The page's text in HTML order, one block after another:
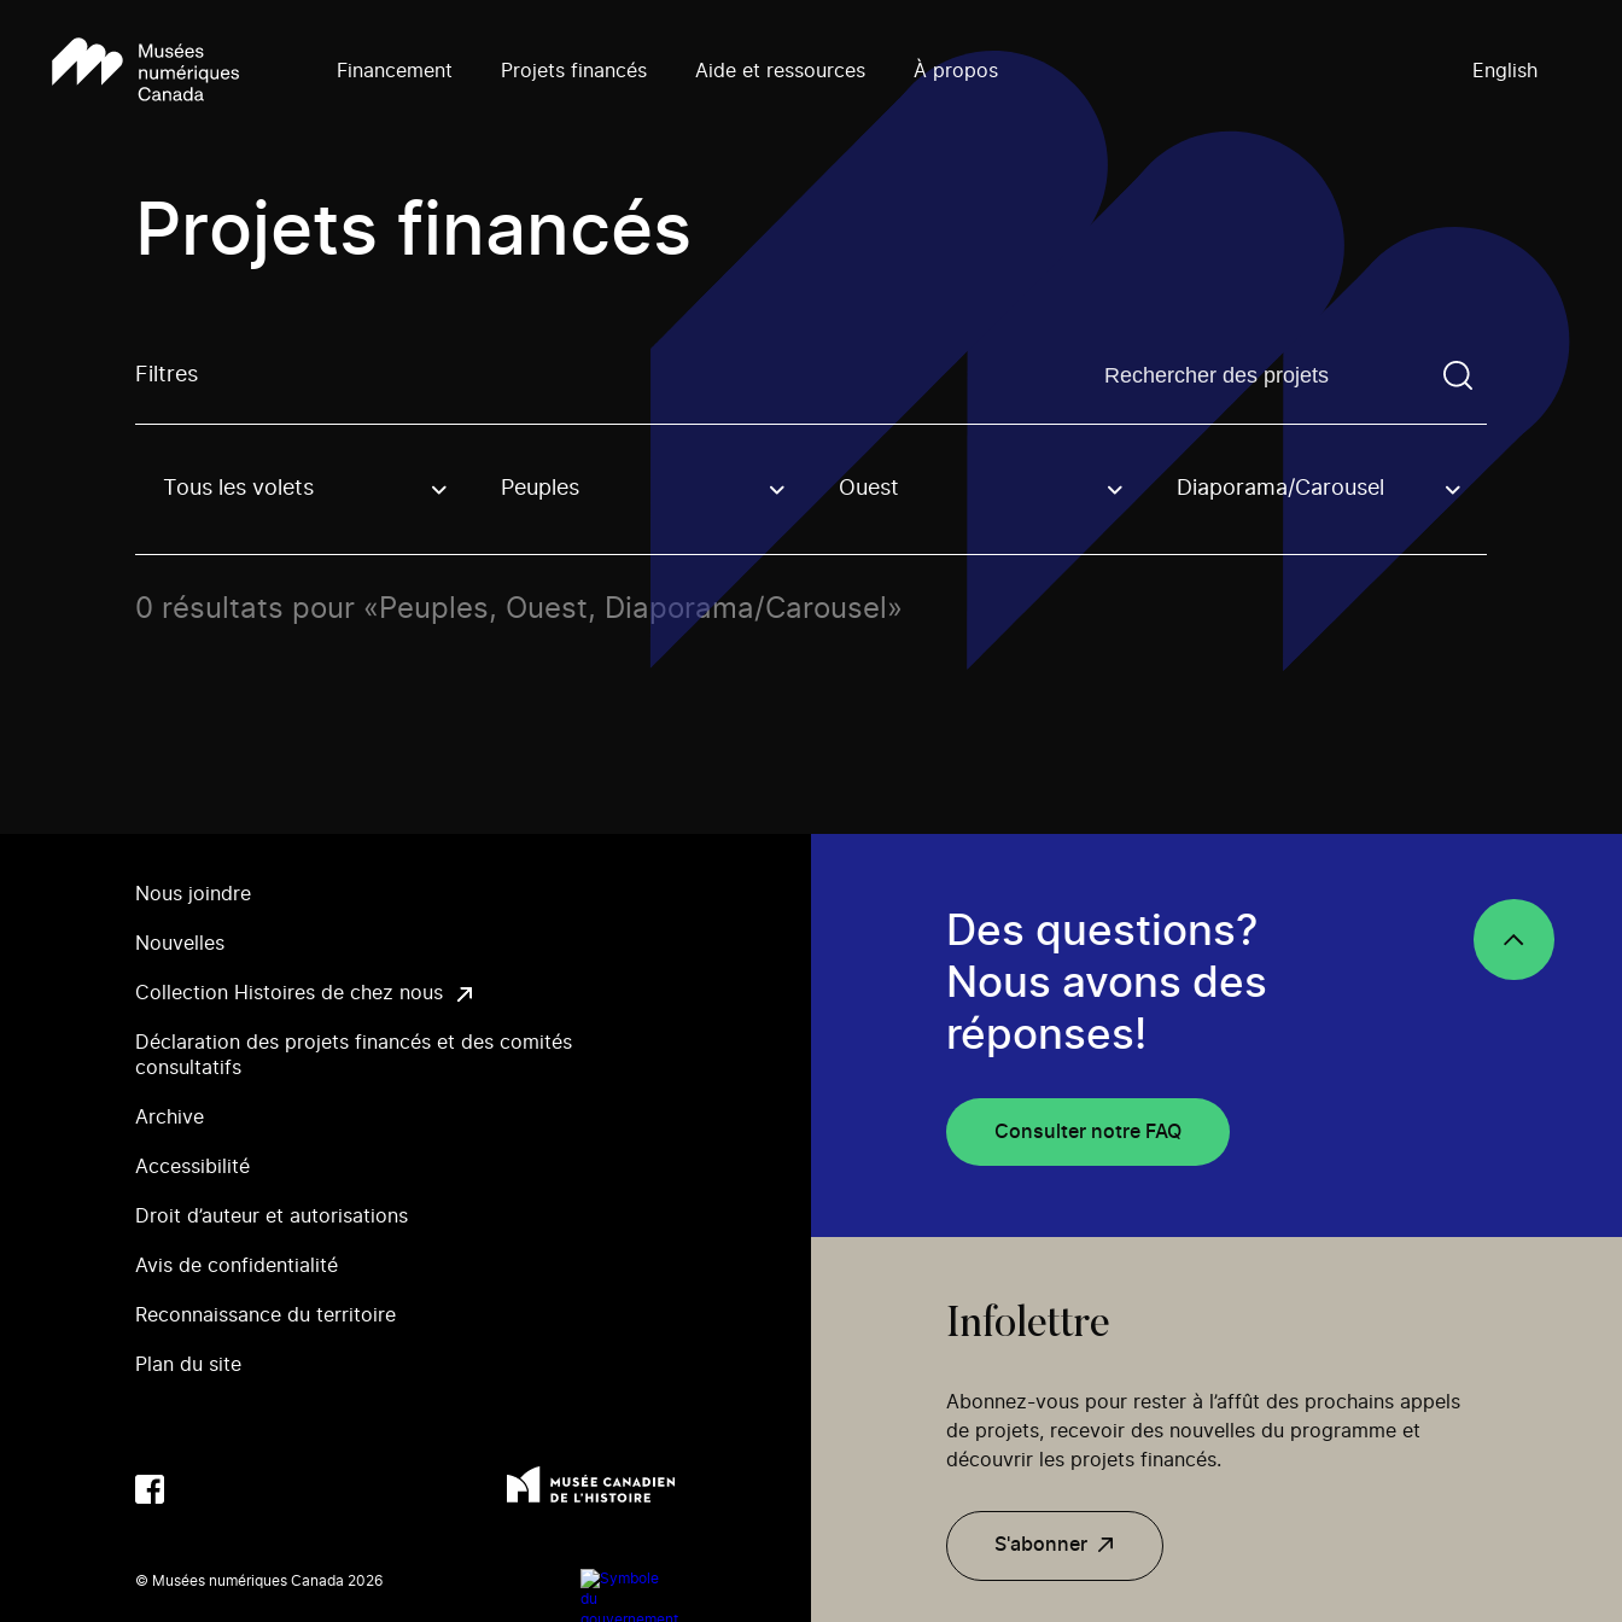
Financement Projets financés Aide et ressources À propos English
Projets financés
Filtres Trouvez un projetVous devez saisir un terme de
Use these options to filter projects by topic, stream or regon. The filter will be applied when selecting an option.
Tous les volets Peuples Ouest Diaporama/Carousel
0 résultats pour «Peuples, Ouest, Diaporama/Carousel»
Nous joindre
Nouvelles
Collection Histoires de chez nous
Déclaration des projets financés et des comités
consultatifs
Archive
Accessibilité
Droit d’auteur et autorisations
Avis de confidentialité
Reconnaissance du territoire
Plan du site
© Musées numériques Canada 2026
Des questions?
Nous avons des
réponses!
Consulter notre FAQ
Infolettre
Abonnez-vous pour rester à l’affût des prochains appels
de projets, recevoir des nouvelles du programme et
découvrir les projets financés.
S'abonner